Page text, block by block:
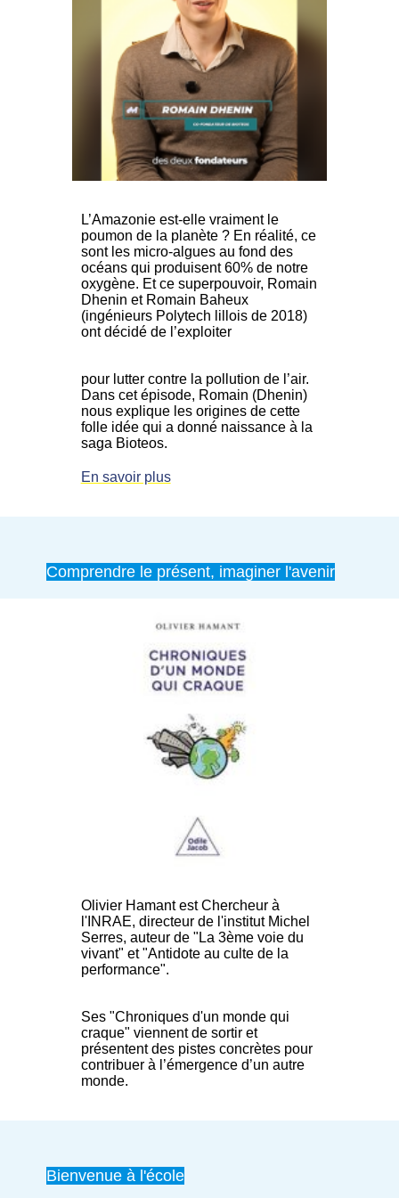
L’Amazonie est-elle vraiment le
poumon de la planète ? En réalité, ce
sont les micro-algues au fond des
océans qui produisent 60% de notre
oxygène. Et ce superpouvoir, Romain
Dhenin et Romain Baheux
(ingénieurs Polytech lillois de 2018)
ont décidé de l’exploiter
pour lutter contre la pollution de l’air.
Dans cet épisode, Romain (Dhenin)
nous explique les origines de cette
folle idée qui a donné naissance à la
saga Bioteos.
En savoir plus
Comprendre le présent, imaginer l'avenir
Olivier Hamant est Chercheur à
l'INRAE, directeur de l'institut Michel
Serres, auteur de "La 3ème voie du
vivant" et "Antidote au culte de la
performance".
Ses "Chroniques d'un monde qui
craque" viennent de sortir et
présentent des pistes concrètes pour
contribuer à l’émergence d’un autre
monde.
Bienvenue à l'école